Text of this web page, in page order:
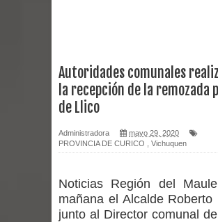
intercambio musical y
Alta positividad en influenza
vacunarse
Autoridades comunales
la recepción de la remozada
de Llico
Administradora
mayo 29, 2020
PROVINCIA DE CURICO
Vichuquen
Noticias Región del
mañana el Alcalde Roberto
junto al Director comunal